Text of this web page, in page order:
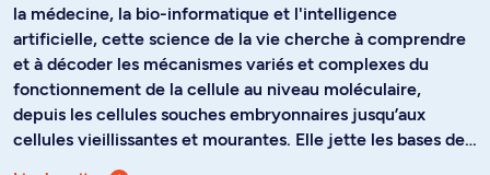
la médecine, la bio-informatique et l'intelligence
artificielle, cette science de la vie cherche à comprendre
et à décoder les mécanismes variés et complexes du
fonctionnement de la cellule au niveau moléculaire,
depuis les cellules souches embryonnaires jusqu’aux
cellules vieillissantes et mourantes. Elle jette les bases de
la compréhension des grandes maladies et des maladies